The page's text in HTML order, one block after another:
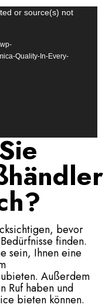
or source(s) not
Quality-In-Every-
bevor
finden.
sein, Ihnen eine
Außerdem
Ruf haben und
bieten können.